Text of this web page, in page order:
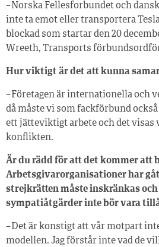
– Norska Fellesforbundet och
inte ta emot eller transportera
blockad som startar den 20
Wreeth, Transports
Hur viktigt är det att kunna
– Företagen är internationella och
då måste vi som fackförbund
ett jätteviktigt arbete och det visas
konflikten.
Är du rädd för att det kommer att
Arbetsgivarorganisationer har
strejkrätten måste inskränkas
sympatiåtgärder inte bör vara
– Det är konstigt att vår motpart
modellen. Jag förstår inte vad de